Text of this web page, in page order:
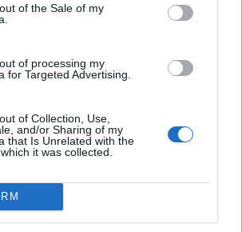
of the Sale of my
of processing my
for Targeted Advertising.
of Collection, Use,
and/or Sharing of my
that Is Unrelated with the
it was collected.